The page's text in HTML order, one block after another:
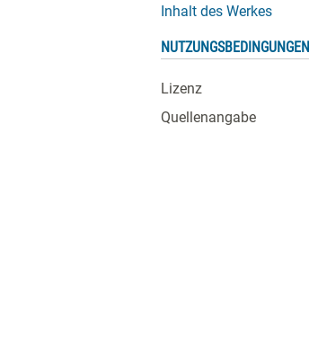
Inhalt des Werkes
NUTZUNGSBEDINGUNGEN
Lizenz
Quellenangabe